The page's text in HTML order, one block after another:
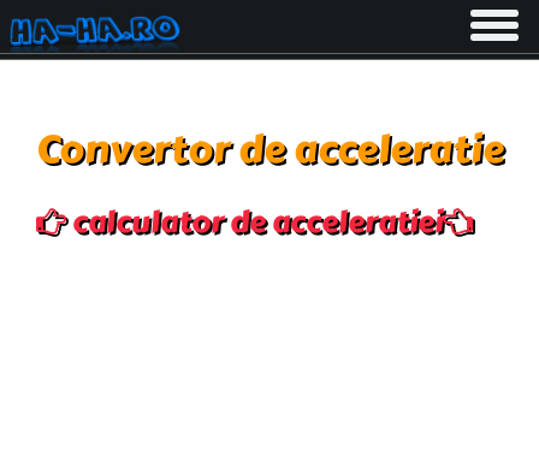
Toggle
Convertor de acceleratie
calculator de acceleratiei